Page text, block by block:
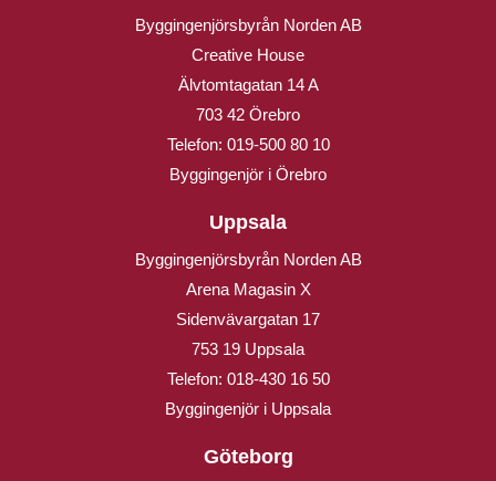
Byggingenjörsbyrån Norden AB
Creative House
Älvtomtagatan 14 A
703 42 Örebro
Telefon: 019-500 80 10
Byggingenjör i Örebro
Uppsala
Byggingenjörsbyrån Norden AB
Arena Magasin X
Sidenvävargatan 17
753 19 Uppsala
Telefon: 018-430 16 50
Byggingenjör i Uppsala
Göteborg